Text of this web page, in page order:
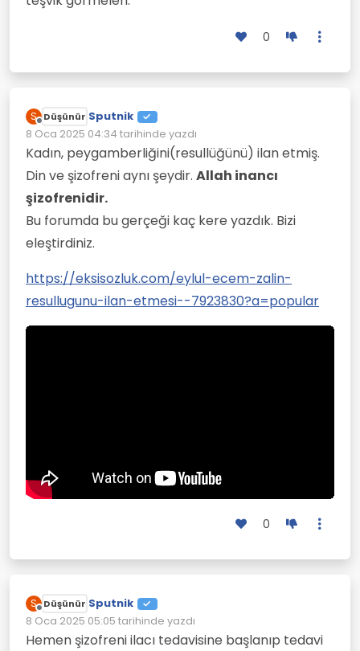
0
S
Çevrimdışı
Düşünür Sputnik
8 Oca 2025 04:34 tarihinde yazdı
Son düzenleyen:
Kadın, peygamberliğini(resullüğünü) ilan etmiş.
Din ve şizofreni aynı şeydir. Allah inancı
şizofrenidir.
Bu forumda bu gerçeği kaç kere yazdık. Bizi
eleştirdiniz.
https://eksisozluk.com/eylul-ecem-zalin-
resullugunu-ilan-etmesi--7923830?a=popular
0
S
Çevrimdışı
Düşünür Sputnik
8 Oca 2025 05:05 tarihinde yazdı
Son düzenleyen:
Hemen şizofreni ilacı tedavisine başlanıp tedavi